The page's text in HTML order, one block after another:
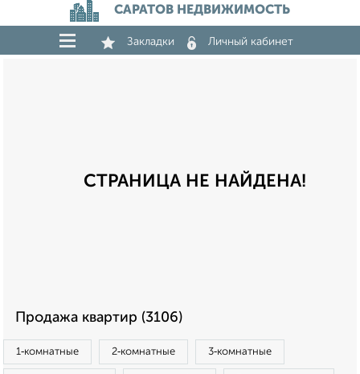
САРАТОВ НЕДВИЖИМОСТЬ
Закладки Личный кабинет
СТРАНИЦА НЕ НАЙДЕНА!
Продажа квартир (3106)
1‑комнатные 2‑комнатные 3‑комнатные